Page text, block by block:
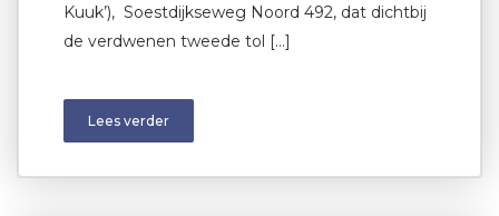
Kuuk’), Soestdijkseweg Noord 492, dat dichtbij
de verdwenen tweede tol […]
Lees verder